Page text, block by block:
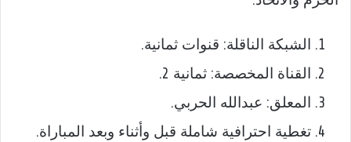
الشبكة الناقلة: قنوات ثمانية.
القناة المخصصة: ثمانية 2.
المعلق: عبدالله الحربي.
تغطية احترافية شاملة قبل وأثناء وبعد المباراة.